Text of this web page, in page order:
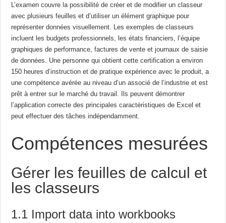
L’examen couvre la possibilité de créer et de modifier un classeur
avec plusieurs feuilles et d’utiliser un élément graphique pour
représenter données visuellement.
Les exemples de classeurs
incluent les budgets professionnels, les états financiers, l’équipe
graphiques de performance, factures de vente et journaux de saisie
de données.
Une personne qui obtient cette certification a environ
150 heures d’instruction et de pratique expérience avec le produit, a
une compétence avérée au niveau d’un associé de l’industrie et est
prêt à entrer sur le marché du travail.
Ils peuvent démontrer
l’application correcte des principales caractéristiques de Excel et
peut effectuer des tâches indépendamment.
Compétences mesurées
Gérer les feuilles de calcul et
les classeurs
1.1 Import data into workbooks